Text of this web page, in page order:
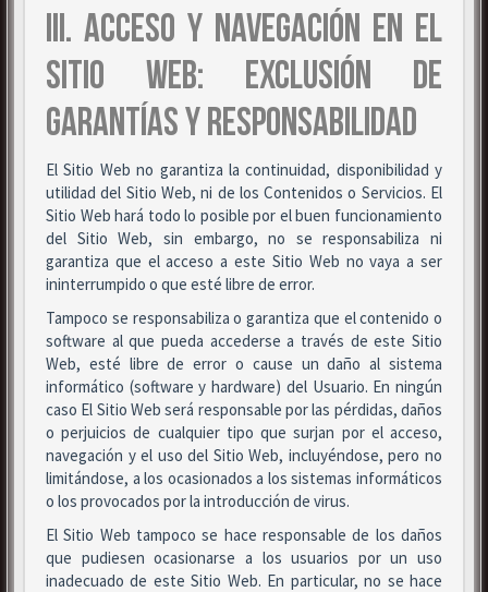
III. ACCESO Y NAVEGACIÓN EN EL
SITIO WEB: EXCLUSIÓN DE
GARANTÍAS Y RESPONSABILIDAD
El Sitio Web no garantiza la continuidad, disponibilidad y
utilidad del Sitio Web, ni de los Contenidos o Servicios. El
Sitio Web hará todo lo posible por el buen funcionamiento
del Sitio Web, sin embargo, no se responsabiliza ni
garantiza que el acceso a este Sitio Web no vaya a ser
ininterrumpido o que esté libre de error.
Tampoco se responsabiliza o garantiza que el contenido o
software al que pueda accederse a través de este Sitio
Web, esté libre de error o cause un daño al sistema
informático (software y hardware) del Usuario. En ningún
caso El Sitio Web será responsable por las pérdidas, daños
o perjuicios de cualquier tipo que surjan por el acceso,
navegación y el uso del Sitio Web, incluyéndose, pero no
limitándose, a los ocasionados a los sistemas informáticos
o los provocados por la introducción de virus.
El Sitio Web tampoco se hace responsable de los daños
que pudiesen ocasionarse a los usuarios por un uso
inadecuado de este Sitio Web. En particular, no se hace